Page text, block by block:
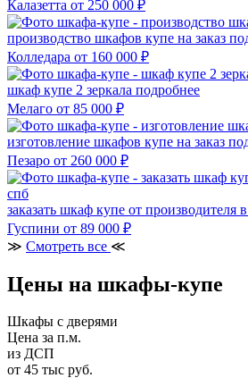
Калазетта от 250 000 ₽
производство шкафов купе на заказ
Колледара от 160 000 ₽
шкаф купе 2 зеркала подробнее
Мелаго от 85 000 ₽
изготовление шкафов купе на заказ
Пезаро от 260 000 ₽
заказать шкаф купе от производителя
Гуспини от 89 000 ₽
≫ Смотреть все ≪
Цены на шкафы-купе
Шкафы с дверями
Цена за п.м.
из ДСП
от 45 тыс руб.